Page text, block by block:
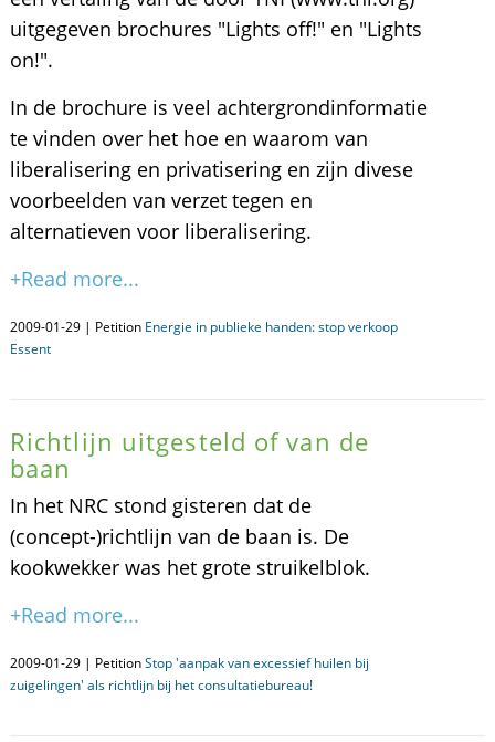
uitgegeven brochures "Lights off!" en "Lights
on!".
In de brochure is veel achtergrondinformatie
te vinden over het hoe en waarom van
liberalisering en privatisering en zijn divese
voorbeelden van verzet tegen en
alternatieven voor liberalisering.
+Read more...
2009-01-29 | Petition Energie in publieke handen: stop verkoop
Essent
Richtlijn uitgesteld of van de
baan
In het NRC stond gisteren dat de
(concept-)richtlijn van de baan is. De
kookwekker was het grote struikelblok.
+Read more...
2009-01-29 | PetitionStop 'aanpak van excessief huilen bij
zuigelingen' als richtlijn bij het consultatiebureau!